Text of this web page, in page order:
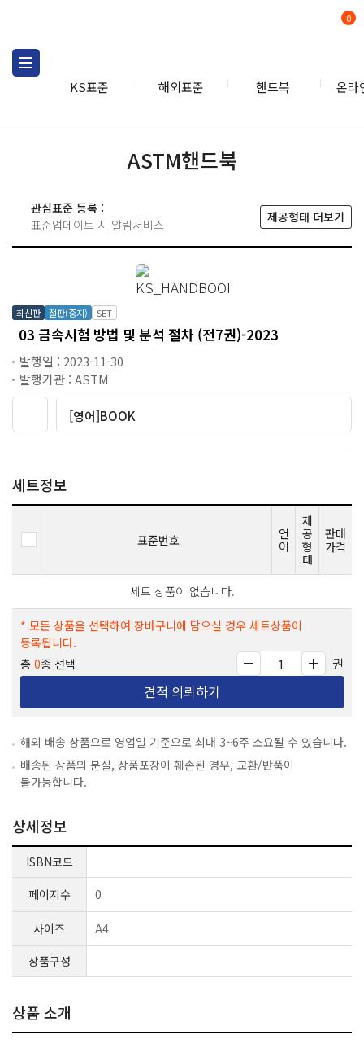
KS표준 해외표준 핸드북 온라
0
ASTM핸드북
관심표준 등록 :
표준업데이트 시 알림서비스
제공형태 더보기
최신판 절판(중지) SET
03 금속시험 방법 및 분석 절차 (전7권)-2023
발행일 : 2023-11-30
발행기관 : ASTM
[영어]BOOK
세트정보
표준번호
언
어
제
공
형
태
판매
가격
세트 상품이 없습니다.
* 모든 상품을 선택하여 장바구니에 담으실 경우 세트상품이
등록됩니다.
총 0종 선택 권
견적 의뢰하기
해외 배송 상품으로 영업일 기준으로 최대 3~6주 소요될 수 있습니다.
배송된 상품의 분실, 상품포장이 훼손된 경우, 교환/반품이
불가능합니다.
상세정보
ISBN코드
페이지수
0
사이즈
A4
상품구성
상품 소개